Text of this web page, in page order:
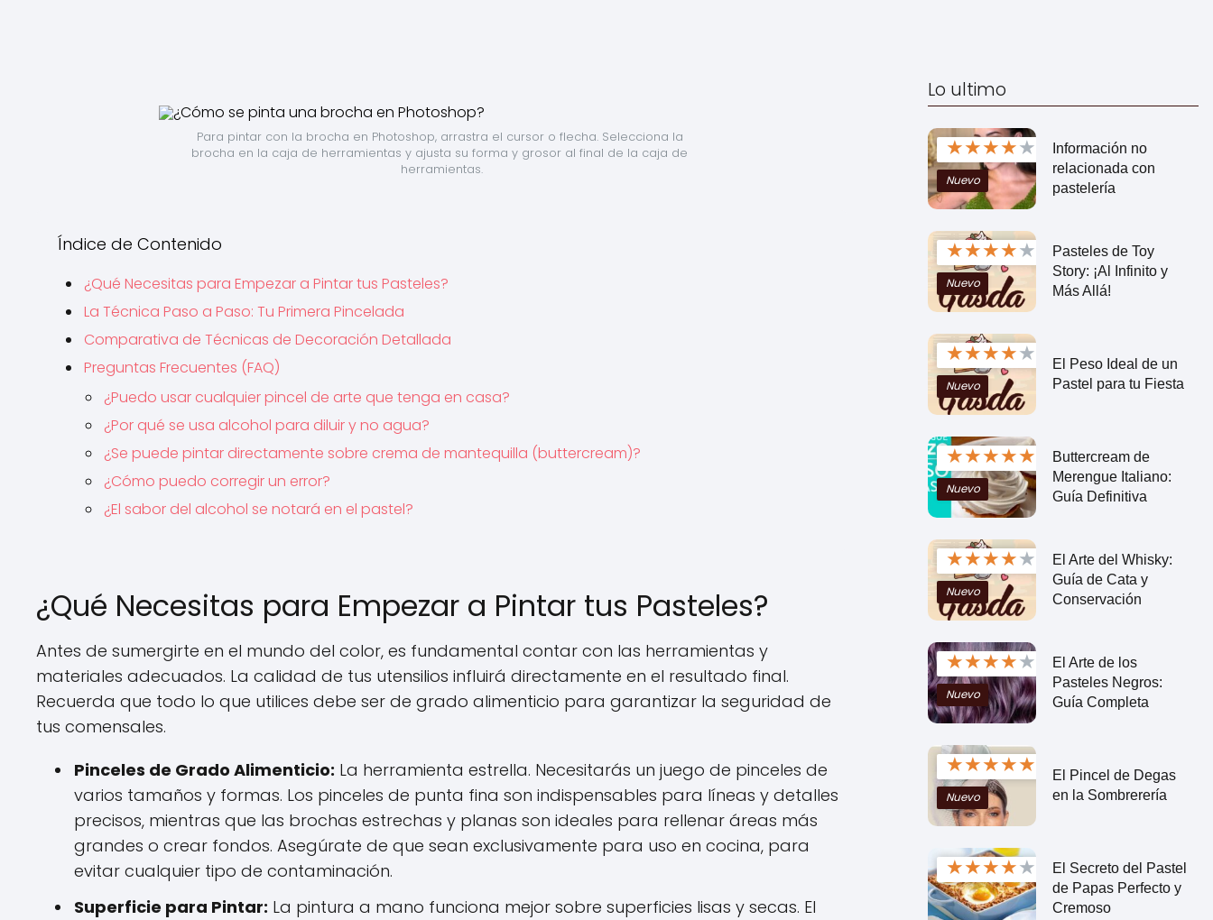
Para pintar con la brocha en Photoshop, arrastra el cursor o flecha. Selecciona la
brocha en la caja de herramientas y ajusta su forma y grosor al final de la caja de
herramientas.
Índice de Contenido
¿Qué Necesitas para Empezar a Pintar tus Pasteles?
La Técnica Paso a Paso: Tu Primera Pincelada
Comparativa de Técnicas de Decoración Detallada
Preguntas Frecuentes (FAQ)
¿Puedo usar cualquier pincel de arte que tenga en casa?
¿Por qué se usa alcohol para diluir y no agua?
¿Se puede pintar directamente sobre crema de mantequilla (buttercream)?
¿Cómo puedo corregir un error?
¿El sabor del alcohol se notará en el pastel?
¿Qué Necesitas para Empezar a Pintar tus Pasteles?
Antes de sumergirte en el mundo del color, es fundamental contar con las herramientas y
materiales adecuados. La calidad de tus utensilios influirá directamente en el resultado final.
Recuerda que todo lo que utilices debe ser de grado alimenticio para garantizar la seguridad de
tus comensales.
Pinceles de Grado Alimenticio: La herramienta estrella. Necesitarás un juego de pinceles de
varios tamaños y formas. Los pinceles de punta fina son indispensables para líneas y detalles
precisos, mientras que las brochas estrechas y planas son ideales para rellenar áreas más
grandes o crear fondos. Asegúrate de que sean exclusivamente para uso en cocina, para
evitar cualquier tipo de contaminación.
Superficie para Pintar: La pintura a mano funciona mejor sobre superficies lisas y secas. El
Lo ultimo
★★★★★
Nuevo
Información no
relacionada con
pastelería
★★★★★
Nuevo
Pasteles de Toy
Story: ¡Al Infinito y
Más Allá!
★★★★★
Nuevo
El Peso Ideal de un
Pastel para tu Fiesta
★★★★★
Nuevo
Buttercream de
Merengue Italiano:
Guía Definitiva
★★★★★
Nuevo
El Arte del Whisky:
Guía de Cata y
Conservación
★★★★★
Nuevo
El Arte de los
Pasteles Negros:
Guía Completa
★★★★★
Nuevo
El Pincel de Degas
en la Sombrerería
★★★★★
El Secreto del Pastel
de Papas Perfecto y
Cremoso